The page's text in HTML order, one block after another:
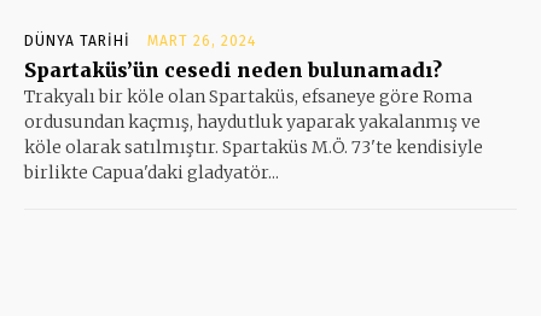
DÜNYA TARIHI MART 26, 2024
Spartaküs’ün cesedi neden bulunamadı?
Trakyalı bir köle olan Spartaküs, efsaneye göre Roma
ordusundan kaçmış, haydutluk yaparak yakalanmış ve
köle olarak satılmıştır. Spartaküs M.Ö. 73'te kendisiyle
birlikte Capua'daki gladyatör...